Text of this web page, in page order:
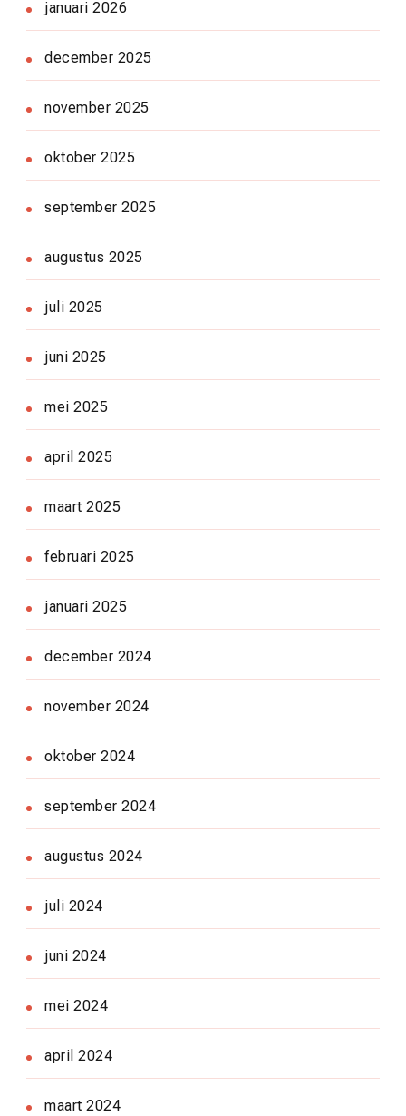
januari 2026
december 2025
november 2025
oktober 2025
september 2025
augustus 2025
juli 2025
juni 2025
mei 2025
april 2025
maart 2025
februari 2025
januari 2025
december 2024
november 2024
oktober 2024
september 2024
augustus 2024
juli 2024
juni 2024
mei 2024
april 2024
maart 2024